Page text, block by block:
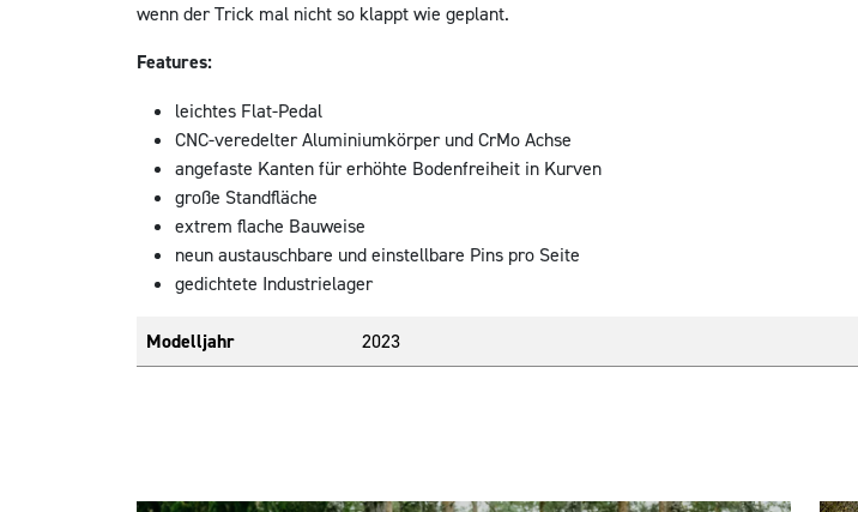
wenn der Trick mal nicht so klappt wie geplant.
Features:
leichtes Flat-Pedal
CNC-veredelter Aluminiumkörper und CrMo Achse
angefaste Kanten für erhöhte Bodenfreiheit in Kurven
große Standfläche
extrem flache Bauweise
neun austauschbare und einstellbare Pins pro Seite
gedichtete Industrielager
Modelljahr 2023